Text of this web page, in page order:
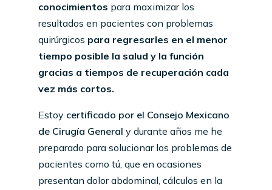
conocimientos para maximizar los
resultados en pacientes con problemas
quirúrgicos para regresarles en el menor
tiempo posible la salud y la función
gracias a tiempos de recuperación cada
vez más cortos.
Estoy certificado por el Consejo Mexicano
de Cirugía General y durante años me he
preparado para solucionar los problemas de
pacientes como tú, que en ocasiones
presentan dolor abdominal, cálculos en la